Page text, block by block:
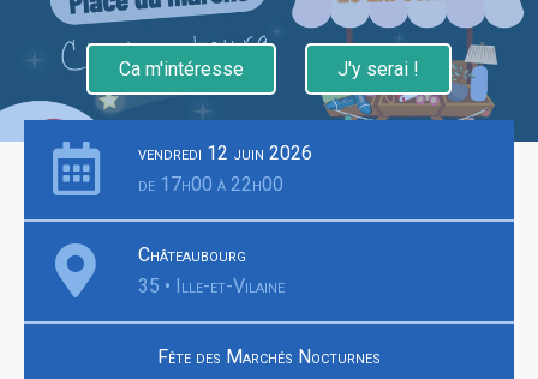
Ca m'intéresse J'y serai !
vendredi 12 juin 2026
de 17h00 à 22h00
Châteaubourg
35 • Ille-et-Vilaine
Fête des Marchés Nocturnes